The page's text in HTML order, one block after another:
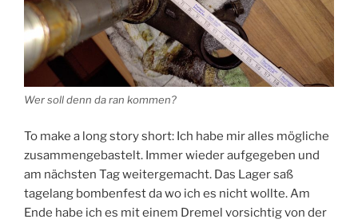
Wer soll denn da ran kommen?
To make a long story short: Ich habe mir alles mögliche
zusammengebastelt. Immer wieder aufgegeben und
am nächsten Tag weitergemacht. Das Lager saß
tagelang bombenfest da wo ich es nicht wollte. Am
Ende habe ich es mit einem Dremel vorsichtig von der